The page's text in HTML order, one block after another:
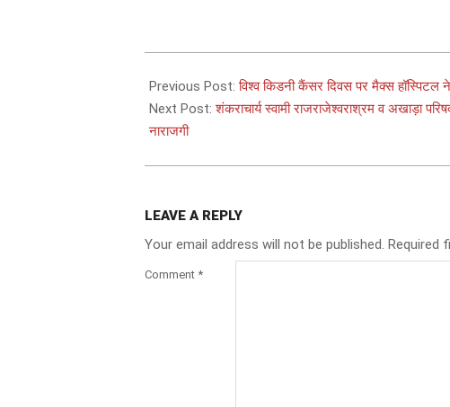
06-
20
Previous Post:विश्व किडनी कैंसर दिवस पर मैक्स हॉस्पिटल
Next Post:शंकराचार्य स्वामी राजराजेश्वराश्रम व अखाड़ा
नाराजगी
LEAVE A REPLY
Your email address will not be published. Required
Comment *